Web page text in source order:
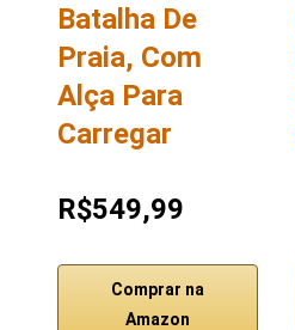
Batalha De
Praia, Com
Alça Para
Carregar
R$549,99
Comprar na
Amazon